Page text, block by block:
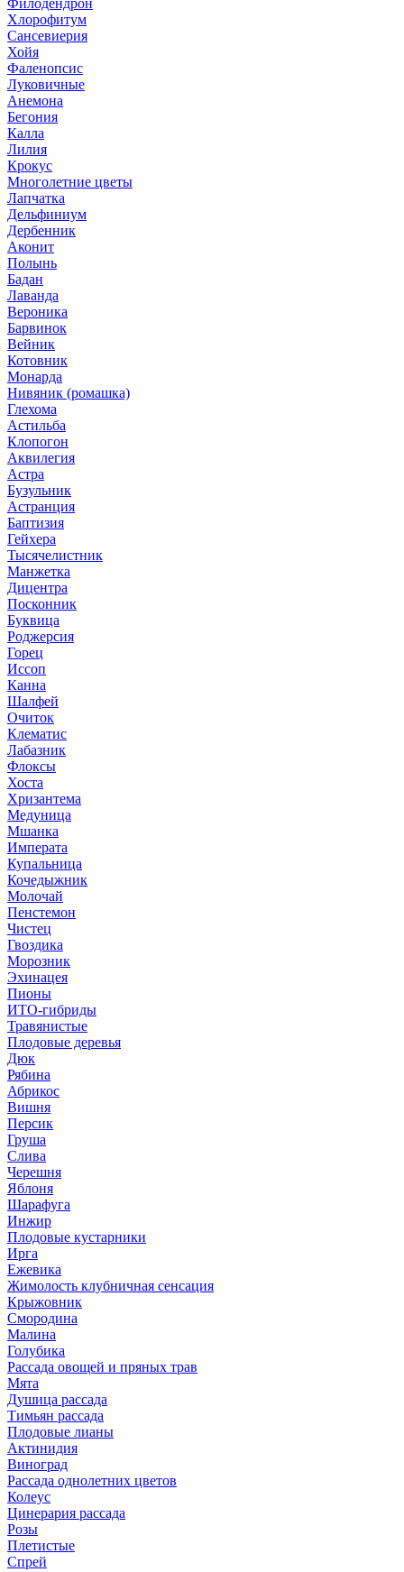
Филодендрон
Хлорофитум
Сансевиерия
Хойя
Фаленопсис
Луковичные
Анемона
Бегония
Калла
Лилия
Крокус
Многолетние цветы
Лапчатка
Дельфиниум
Дербенник
Аконит
Полынь
Бадан
Лаванда
Вероника
Барвинок
Вейник
Котовник
Монарда
Нивяник (ромашка)
Глехома
Астильба
Клопогон
Аквилегия
Астра
Бузульник
Астранция
Баптизия
Гейхера
Тысячелистник
Манжетка
Дицентра
Посконник
Буквица
Роджерсия
Горец
Иссоп
Канна
Шалфей
Очиток
Клематис
Лабазник
Флоксы
Хоста
Хризантема
Медуница
Мшанка
Императа
Купальница
Кочедыжник
Молочай
Пенстемон
Чистец
Гвоздика
Морозник
Эхинацея
Пионы
ИТО-гибриды
Травянистые
Плодовые деревья
Дюк
Рябина
Абрикос
Вишня
Персик
Груша
Слива
Черешня
Яблоня
Шарафуга
Инжир
Плодовые кустарники
Ирга
Ежевика
Жимолость клубничная сенсация
Крыжовник
Смородина
Малина
Голубика
Рассада овощей и пряных трав
Мята
Душица рассада
Тимьян рассада
Плодовые лианы
Актинидия
Виноград
Рассада однолетних цветов
Колеус
Цинерария рассада
Розы
Плетистые
Спрей